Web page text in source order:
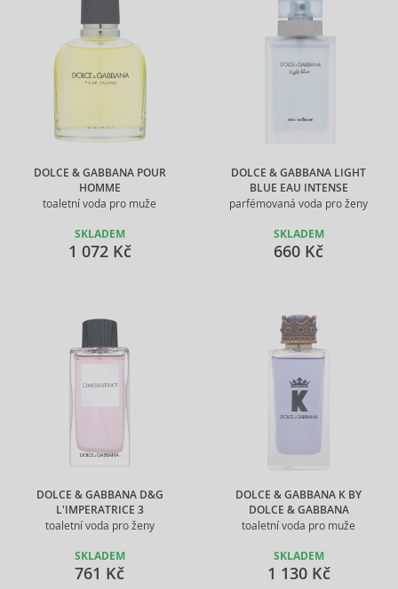
DOLCE & GABBANA POUR
HOMME
toaletní voda pro muže
SKLADEM
1 072 Kč
DOLCE & GABBANA LIGHT
BLUE EAU INTENSE
parfémovaná voda pro ženy
SKLADEM
660 Kč
DOLCE & GABBANA D&G
L'IMPERATRICE 3
toaletní voda pro ženy
SKLADEM
761 Kč
DOLCE & GABBANA K BY
DOLCE & GABBANA
toaletní voda pro muže
SKLADEM
1 130 Kč